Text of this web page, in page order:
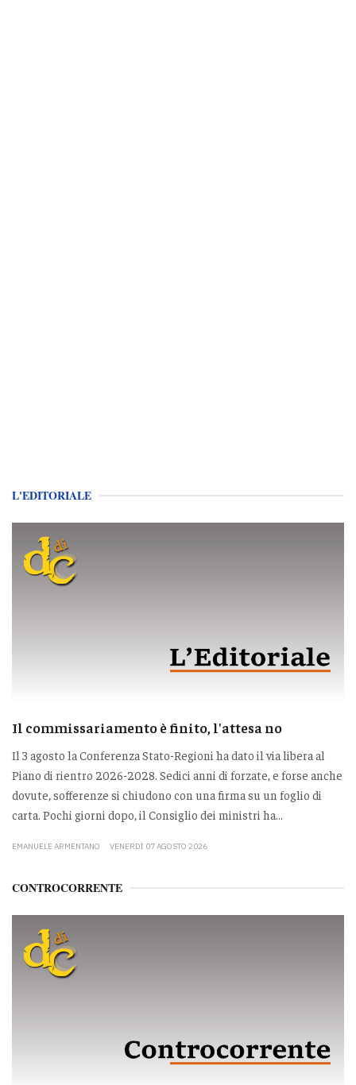
L'EDITORIALE
Il commissariamento è finito, l'attesa no
Il 3 agosto la Conferenza Stato-Regioni ha dato il via libera al
Piano di rientro 2026-2028. Sedici anni di forzate, e forse anche
dovute, sofferenze si chiudono con una firma su un foglio di
carta. Pochi giorni dopo, il Consiglio dei ministri ha...
EMANUELE ARMENTANO VENERDÌ 07 AGOSTO 2026
CONTROCORRENTE